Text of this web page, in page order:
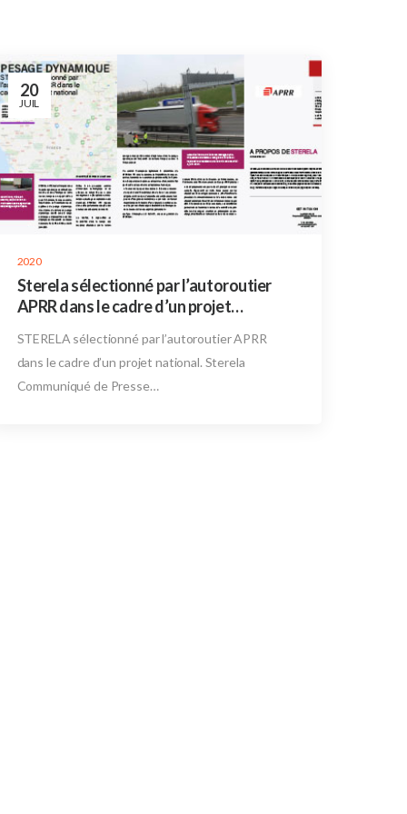
20
JUIL
2020
Sterela sélectionné par l’autoroutier
APRR dans le cadre d’un projet
STERELA sélectionné par l’autoroutier APRR
dans le cadre d’un projet national. Sterela
Communiqué de Presse…